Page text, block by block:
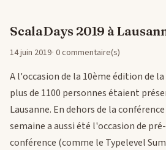
ScalaDays 2019 à
14 juin 2019 0 commentaire(s)
A l'occasion de la 10ème édition de
plus de 1100 personnes étaient
Lausanne. En dehors de la
semaine a aussi été l'occasion de
conférence (comme le Typelevel